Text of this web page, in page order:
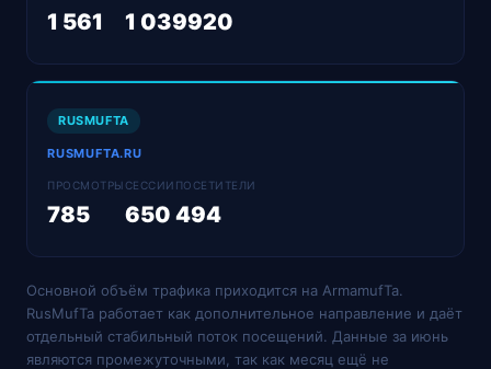
1 561 1 039920
RUSMUFTA
RUSMUFTA.RU
ПРОСМОТРЫ
785
СЕССИИ
650
ПОСЕТИТЕЛИ
494
Основной объём трафика приходится на ArmamufTa.
RusMufTa работает как дополнительное направление и даёт
отдельный стабильный поток посещений. Данные за июнь
являются промежуточными, так как месяц ещё не